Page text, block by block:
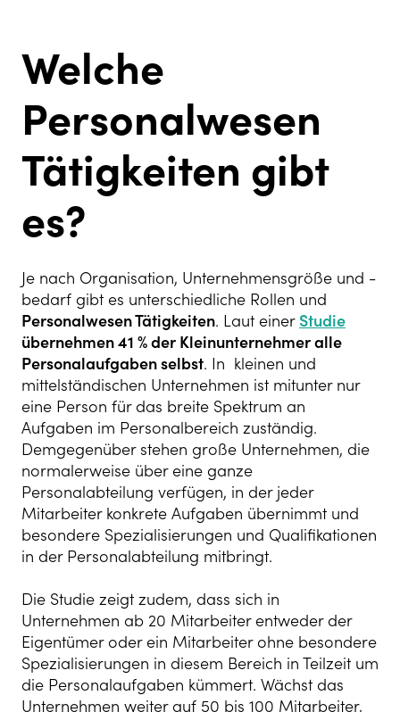
Welche
Personalwesen
Tätigkeiten gibt
es?
Je nach Organisation, Unternehmensgröße und -
bedarf gibt es unterschiedliche Rollen und
Personalwesen Tätigkeiten. Laut einer Studie
übernehmen 41 % der Kleinunternehmer alle
Personalaufgaben selbst. In kleinen und
mittelständischen Unternehmen ist mitunter nur
eine Person für das breite Spektrum an
Aufgaben im Personalbereich zuständig.
Demgegenüber stehen große Unternehmen, die
normalerweise über eine ganze
Personalabteilung verfügen, in der jeder
Mitarbeiter konkrete Aufgaben übernimmt und
besondere Spezialisierungen und Qualifikationen
in der Personalabteilung mitbringt.
Die Studie zeigt zudem, dass sich in
Unternehmen ab 20 Mitarbeiter entweder der
Eigentümer oder ein Mitarbeiter ohne besondere
Spezialisierungen in diesem Bereich in Teilzeit um
die Personalaufgaben kümmert. Wächst das
Unternehmen weiter auf 50 bis 100 Mitarbeiter,